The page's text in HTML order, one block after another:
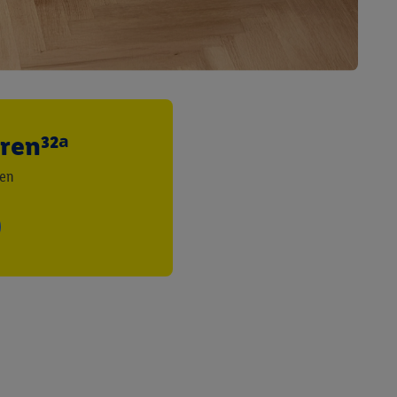
technischen
bestehendes Lidl
Online-Kennung
verwenden
auszuspielen.
E-Mail-
Technologie in
verfügbar ist.
und einer
diese Kennung